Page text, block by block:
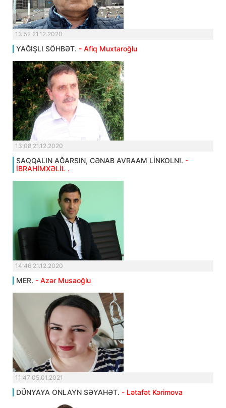
13:52 21.12.2020
YAĞIŞLI SÖHBƏT. - Afiq Muxtaroğlu
13:08 21.12.2020
SAQQALIN AĞARSIN, CƏNAB AVRAAM LİNKOLN!. -
İBRAHİMXƏLİL .
14:46 21.12.2020
MER. - Azər Musaoğlu
11:47 05.01.2021
DÜNYAYA ONLAYN SƏYAHƏT. - Lətafət Kərimova